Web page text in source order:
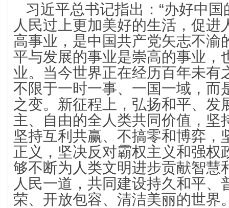
习近平总书记指出：“办好中
人民过上更加美好的生活，促进
高事业，是中国共产党矢志不渝
平与发展的事业是崇高的事业，
业。当今世界正在经历百年未有
不限于一时一事、一国一域，而
之变。新征程上，弘扬和平、发
主、自由的全人类共同价值，坚
坚持互利共赢、不搞零和博弈，
正义，坚决反对霸权主义和强权
够不断为人类文明进步贡献智慧
人民一道，共同建设持久和平、
荣、开放包容、清洁美丽的世界